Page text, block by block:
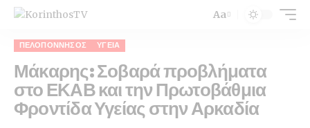
Font
Aa
ΠΕΛΟΠΌΝΝΗΣΟΣ ΥΓΕΊΑ
Μάκαρης: Σοβαρά προβλήματα
στο ΕΚΑΒ και την Πρωτοβάθμια
Φροντίδα Υγείας στην Αρκαδία